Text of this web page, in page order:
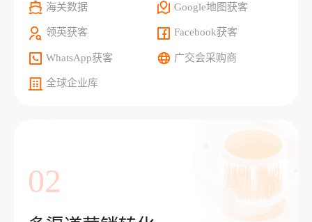
海关数据 Google地图获客
领英获客 Facebook获客
WhatsApp获客 广交会采购商
全球企业库
02